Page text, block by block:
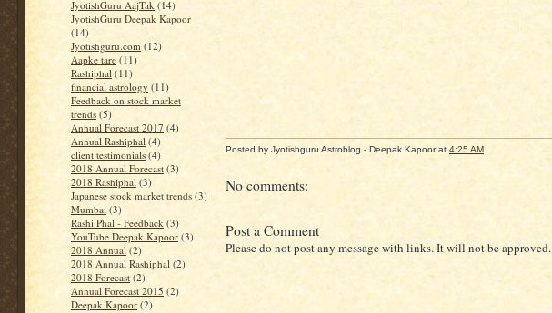
JyotishGuru AajTak (14)
JyotishGuru Deepak Kapoor
(14)
Jyotishguru.com (12)
Aapke tare (11)
Rashiphal (11)
financial astrology (11)
Feedback on stock market
trends (5)
Annual Forecast 2017 (4)
Annual Rashiphal (4)
client testimonials (4)
2018 Annual Forecast (3)
2018 Rashiphal (3)
Japanese stock market trends (3)
Mumbai (3)
Rashi Phal - Feedback (3)
YouTube Deepak Kapoor (3)
2018 Annual (2)
2018 Annual Rashiphal (2)
2018 Forecast (2)
Annual Forecast 2015 (2)
Deepak Kapoor (2)
Posted by Jyotishguru Astroblog - Deepak Kapoorat 4:25 AM
No comments:
Post a Comment
Please do not post any message with links. It will not be approved.